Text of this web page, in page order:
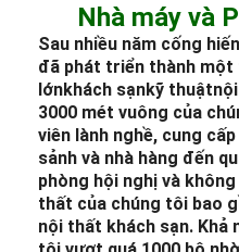
Nhà máy và
Sau nhiều năm cống
đã phát triển thành một
lớnkhách sạnkỹ thuật
3000 mét vuông của
viên lành nghề, cung
sảnh và nhà hàng đến
phòng hội nghị và
thất của chúng tôi bao
nội thất khách sạn. Khả